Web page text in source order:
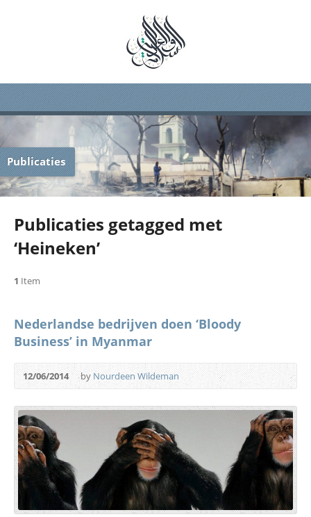
Publicaties
Publicaties getagged met
‘Heineken’
1 Item
Nederlandse bedrijven doen ‘Bloody
Business’ in Myanmar
12/06/2014 by Nourdeen Wildeman